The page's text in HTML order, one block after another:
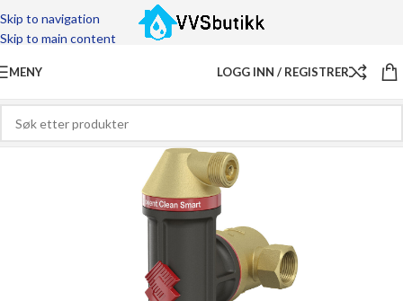
Skip to navigation
Skip to main content
MENY LOGG INN / REGISTRER